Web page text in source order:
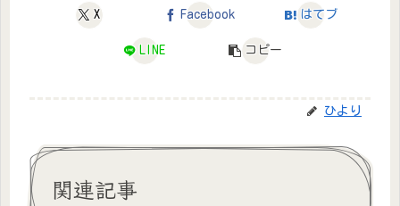
X Facebook はてブ
LINE コピー
ひより
関連記事